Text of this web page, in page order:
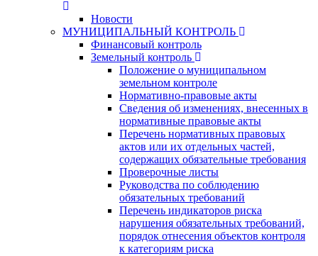
Новости
МУНИЦИПАЛЬНЫЙ КОНТРОЛЬ
Финансовый контроль
Земельный контроль
Положение о муниципальном
земельном контроле
Нормативно-правовые акты
Сведения об изменениях, внесенных в
нормативные правовые акты
Перечень нормативных правовых
актов или их отдельных частей,
содержащих обязательные требования
Проверочные листы
Руководства по соблюдению
обязательных требований
Перечень индикаторов риска
нарушения обязательных требований,
порядок отнесения объектов контроля
к категориям риска